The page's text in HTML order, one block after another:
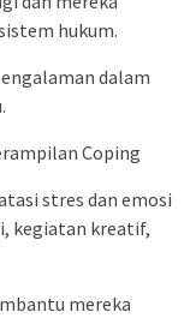
hukum.
dalam
Coping
stres dan emosi
kegiatan kreatif,
mereka